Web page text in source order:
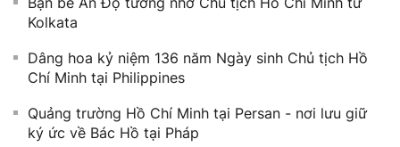
Kolkata
Dâng hoa kỷ niệm 136 năm Ngày sinh Chủ tịch Hồ
Chí Minh tại Philippines
Quảng trường Hồ Chí Minh tại Persan - nơi lưu giữ
ký ức về Bác Hồ tại Pháp